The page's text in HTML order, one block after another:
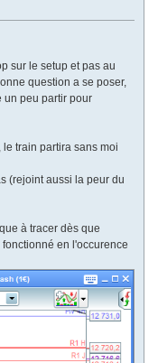
sur le setup et pas au
question a se poser,
un peu partir pour
train partira sans moi
(rejoint aussi la peur du
à tracer dès que
en l'occurence